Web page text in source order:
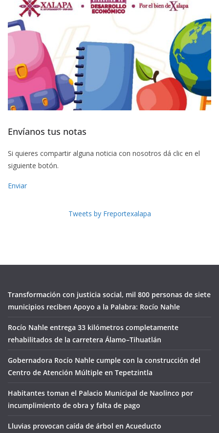
Envíanos tus notas
Si quieres compartir alguna noticia con nosotros dá clic en el
siguiente botón.
Enviar
Tweets by Freportexalapa
Transformación con justicia social, mil 800 personas de siete
municipios reciben Apoyo a la Palabra: Rocío Nahle
Rocío Nahle entrega 33 kilómetros completamente
rehabilitados de la carretera Álamo–Tihuatlán
Gobernadora Rocío Nahle cumple con la construcción del
Centro de Atención Múltiple en Tepetzintla
Habitantes toman el Palacio Municipal de Naolinco por
incumplimiento de obra y falta de pago
Lluvias provocan caída de árbol en Acueducto